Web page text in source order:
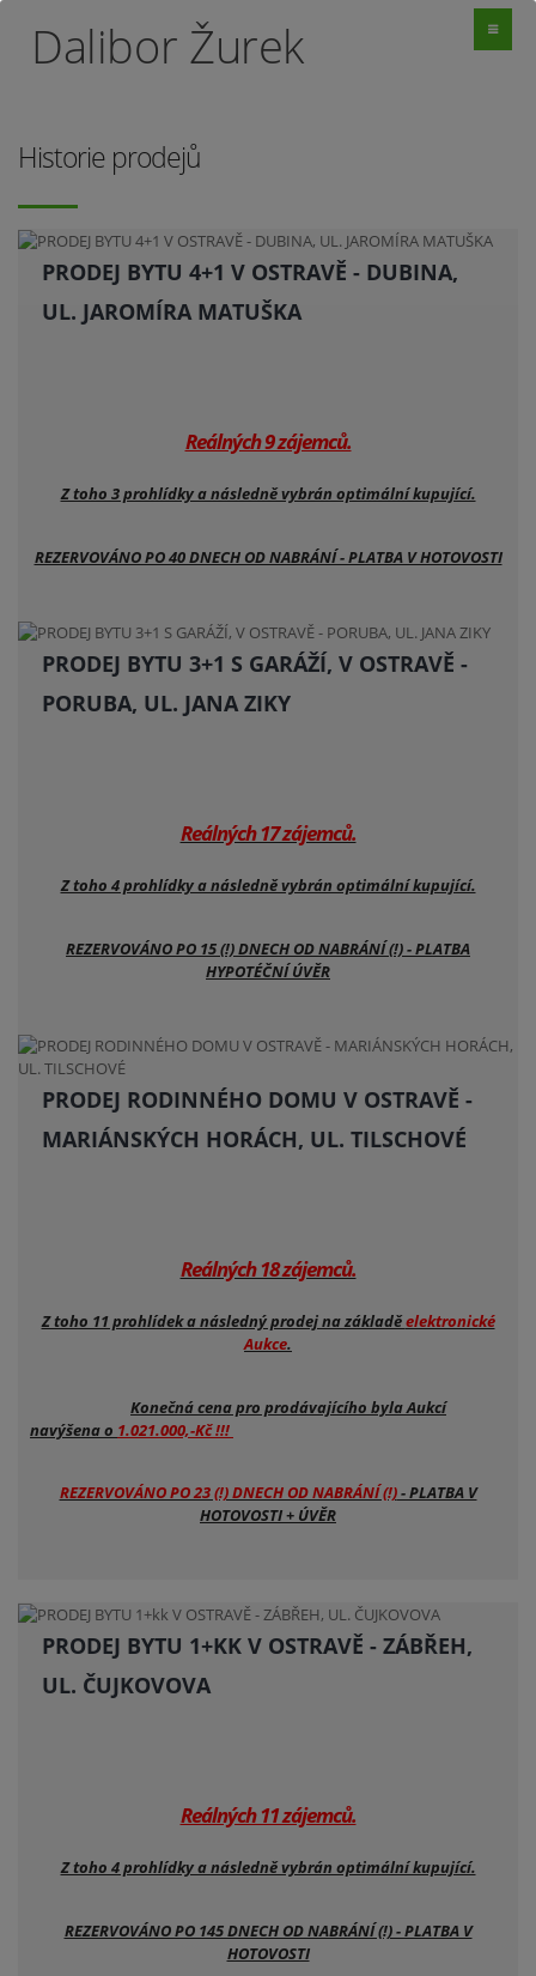
Dalibor Žurek
Historie prodejů
PRODEJ BYTU 4+1 V OSTRAVĚ - DUBINA,
UL. JAROMÍRA MATUŠKA
Reálných 9 zájemců.
Z toho 3 prohlídky a následně vybrán optimální kupující.
REZERVOVÁNO PO 40 DNECH OD NABRÁNÍ - PLATBA V HOTOVOSTI
PRODEJ BYTU 3+1 S GARÁŽÍ, V OSTRAVĚ -
PORUBA, UL. JANA ZIKY
Reálných 17 zájemců.
Z toho 4 prohlídky a následně vybrán optimální kupující.
REZERVOVÁNO PO 15 (!) DNECH OD NABRÁNÍ (!) - PLATBA
HYPOTÉČNÍ ÚVĚR
PRODEJ RODINNÉHO DOMU V OSTRAVĚ -
MARIÁNSKÝCH HORÁCH, UL. TILSCHOVÉ
Reálných 18 zájemců.
Z toho 11 prohlídek a následný prodej na základěelektronické
Aukce.
Konečná cena pro prodávajícího byla Aukcí
navýšena o 1.021.000,-Kč !!!
REZERVOVÁNO PO 23 (!) DNECH OD NABRÁNÍ (!)- PLATBA V
HOTOVOSTI + ÚVĚR
PRODEJ BYTU 1+KK V OSTRAVĚ - ZÁBŘEH,
UL. ČUJKOVOVA
Reálných 11 zájemců.
Z toho 4 prohlídky a následně vybrán optimální kupující.
REZERVOVÁNO PO 145 DNECH OD NABRÁNÍ (!) - PLATBA V
HOTOVOSTI